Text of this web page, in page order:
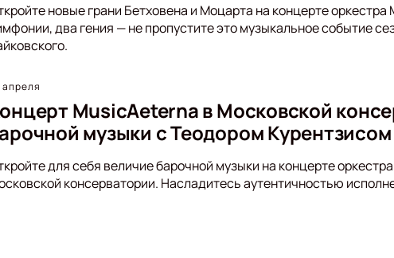
новые грани Бетховена и Моцарта на концерте
два гения — не пропустите это музыкальное событие
апреля
MusicAeterna в Московской
музыки с Теодором Курентзисом
для себя величие барочной музыки на концерте
консерватории. Насладитесь аутентичностью